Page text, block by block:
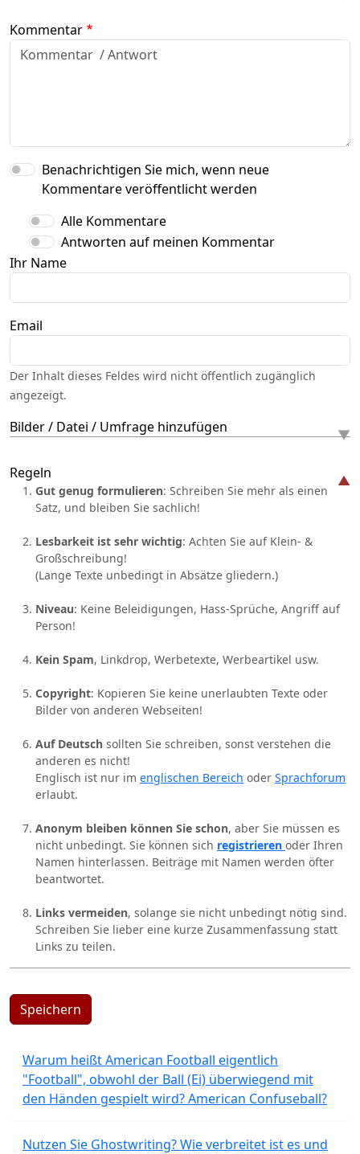
Kommentar
Benachrichtigen Sie mich, wenn neue
Kommentare veröffentlicht werden
Alle Kommentare
Antworten auf meinen Kommentar
Ihr Name
Email
Der Inhalt dieses Feldes wird nicht öffentlich zugänglich
angezeigt.
Bilder / Datei / Umfrage hinzufügen
Regeln
Gut genug formulieren: Schreiben Sie mehr als einen
Satz, und bleiben Sie sachlich!
Lesbarkeit ist sehr wichtig: Achten Sie auf Klein- &
Großschreibung!
(Lange Texte unbedingt in Absätze gliedern.)
Niveau: Keine Beleidigungen, Hass-Sprüche, Angriff auf
Person!
Kein Spam, Linkdrop, Werbetexte, Werbeartikel usw.
Copyright: Kopieren Sie keine unerlaubten Texte oder
Bilder von anderen Webseiten!
Auf Deutsch sollten Sie schreiben, sonst verstehen die
anderen es nicht!
Englisch ist nur im englischen Bereich oder Sprachforum
erlaubt.
Anonym bleiben können Sie schon, aber Sie müssen es
nicht unbedingt. Sie können sich registrieren oder Ihren
Namen hinterlassen. Beiträge mit Namen werden öfter
beantwortet.
Links vermeiden, solange sie nicht unbedingt nötig sind.
Schreiben Sie lieber eine kurze Zusammenfassung statt
Links zu teilen.
Speichern
Warum heißt American Football eigentlich
"Football", obwohl der Ball (Ei) überwiegend mit
den Händen gespielt wird? American Confuseball?
Nutzen Sie Ghostwriting? Wie verbreitet ist es und